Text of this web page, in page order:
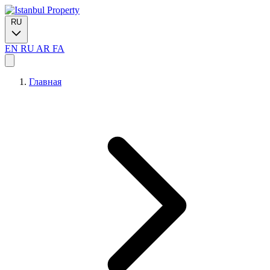
RU
EN RU AR FA
Главная